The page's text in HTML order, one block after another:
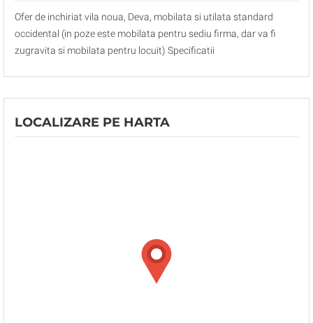
Ofer de inchiriat vila noua, Deva, mobilata si utilata standard
occidental (in poze este mobilata pentru sediu firma, dar va fi
zugravita si mobilata pentru locuit) Specificatii
LOCALIZARE PE HARTA